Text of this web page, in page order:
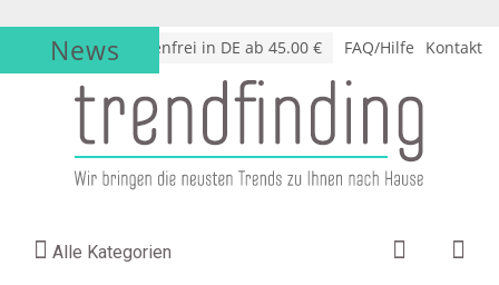
√Versandkostenfrei in DE ab 45.00 € FAQ/Hilfe Kontakt
News
Alle Kategorien